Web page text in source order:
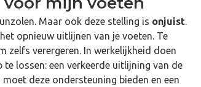
Maar ook deze stelling is onjuist.
opnieuw uitlijnen van je voeten. Te
zelfs verergeren. In werkelijkheid doen
lossen: een verkeerde uitlijning van de
deze ondersteuning bieden en een